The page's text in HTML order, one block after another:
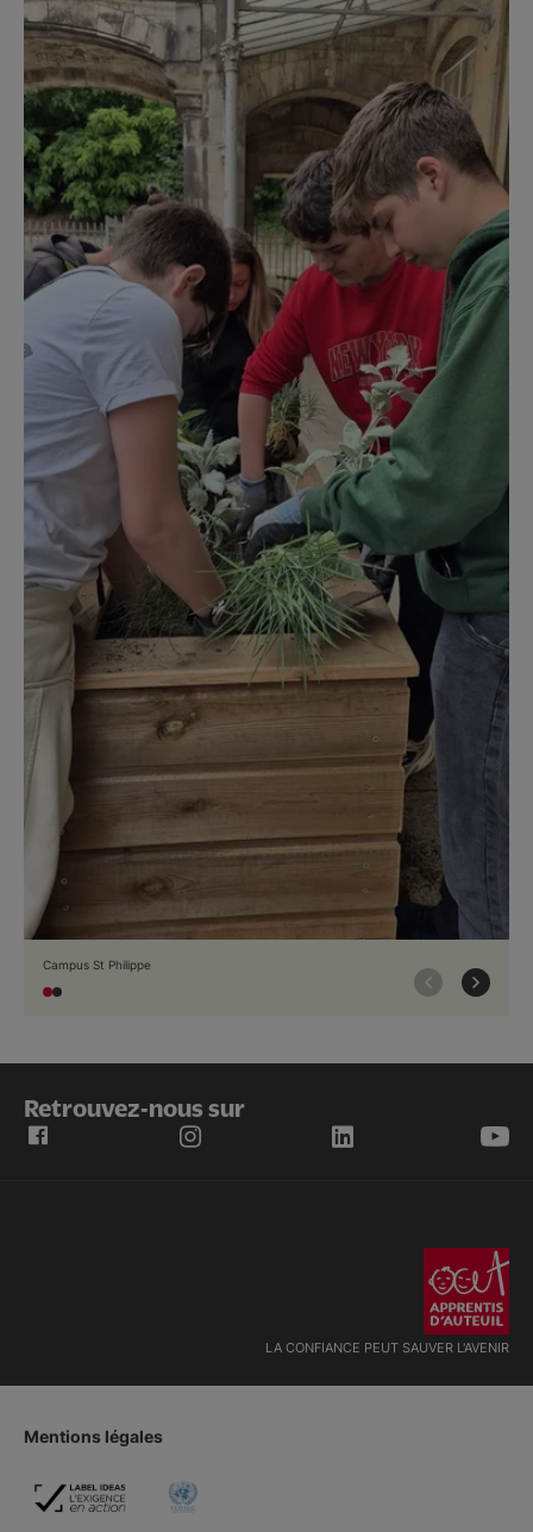
Campus St Philippe
Retrouvez-nous sur
LA CONFIANCE PEUT SAUVER L'AVENIR
Mentions légales